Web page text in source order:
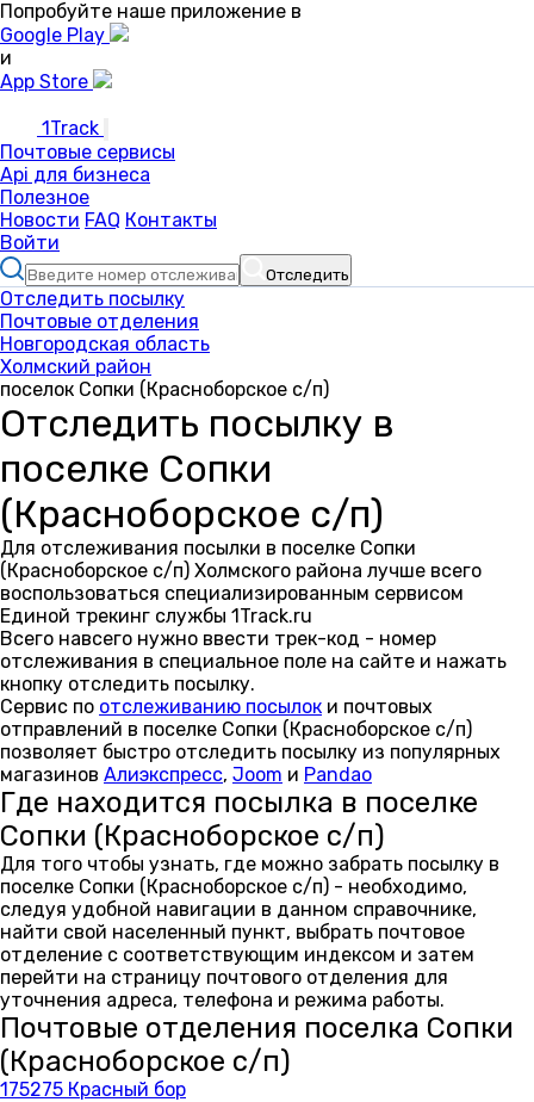
Попробуйте наше приложение в
Google Play
и
App Store
1Track
Почтовые сервисы
Api для бизнеса
Полезное
Новости FAQ Контакты
Войти
Отследить
Отследить посылку
Почтовые отделения
Новгородская область
Холмский район
поселок Сопки (Красноборское с/п)
Отследить посылку в
поселке Сопки
(Красноборское с/п)
Для отслеживания посылки в поселке Сопки
(Красноборское с/п) Холмского района лучше всего
воспользоваться специализированным сервисом
Единой трекинг службы 1Track.ru
Всего навсего нужно ввести трек-код - номер
отслеживания в специальное поле на сайте и нажать
кнопку отследить посылку.
Сервис по отслеживанию посылок и почтовых
отправлений в поселке Сопки (Красноборское с/п)
позволяет быстро отследить посылку из популярных
магазинов Алиэкспресс, Joom и Pandao
Где находится посылка в поселке
Сопки (Красноборское с/п)
Для того чтобы узнать, где можно забрать посылку в
поселке Сопки (Красноборское с/п) - необходимо,
следуя удобной навигации в данном справочнике,
найти свой населенный пункт, выбрать почтовое
отделение с соответствующим индексом и затем
перейти на страницу почтового отделения для
уточнения адреса, телефона и режима работы.
Почтовые отделения поселка Сопки
(Красноборское с/п)
175275 Красный бор